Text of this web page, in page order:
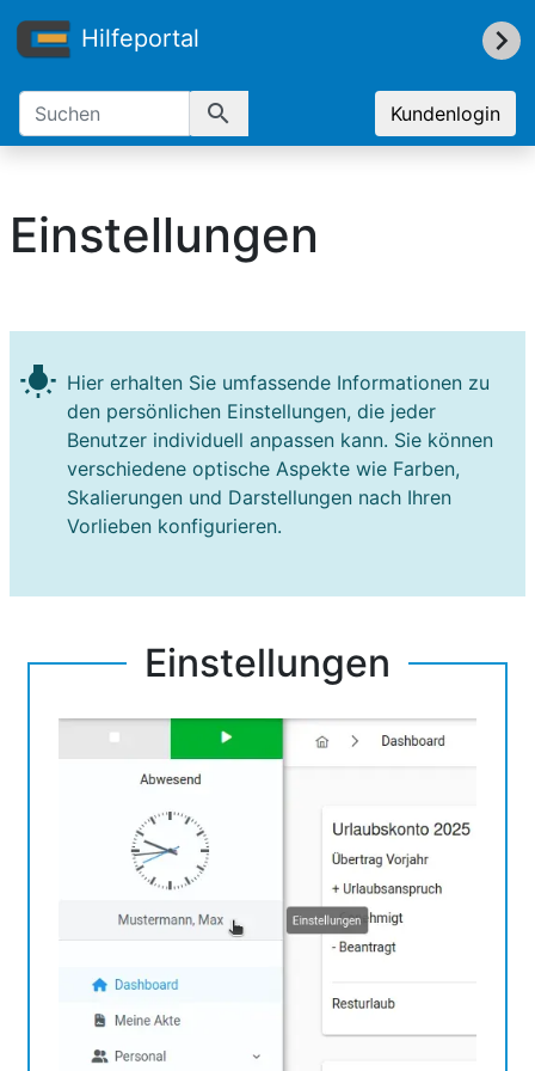
Hilfeportal
search Kundenlogin
Einstellungen
wb_incandescent Hier erhalten Sie umfassende Informationen zu
den persönlichen Einstellungen, die jeder
Benutzer individuell anpassen kann. Sie können
verschiedene optische Aspekte wie Farben,
Skalierungen und Darstellungen nach Ihren
Vorlieben konfigurieren.
Einstellungen